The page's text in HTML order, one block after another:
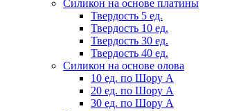
Силикон на основе платины
Твердость 5 ед.
Твердость 10 ед.
Твердость 30 ед.
Твердость 40 ед.
Силикон на основе олова
10 ед. по Шору А
20 ед. по Шору А
30 ед. по Шору А